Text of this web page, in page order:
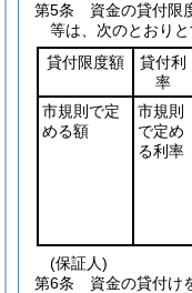
第5条
資金の貸付限
等は、次のとおりと
貸付限度額
貸付利
率
市規則で定
める額
市規則
で定め
る利率
(保証人)
第6条
資金の貸付け